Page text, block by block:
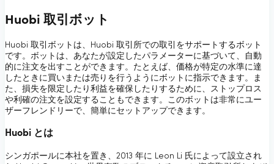
Huobi 取引ボット
Huobi 取引ボットは、Huobi 取引所での取引をサポートするボット
です。ボットは、あなたが設定したパラメーターに基づいて、自動
的に注文を出すことができます。たとえば、価格が特定の水準に達
したときに買いまたは売りを行うようにボットに指示できます。ま
た、損失を限定したり利益を確保したりするために、ストップロス
や利確の注文を設定することもできます。このボットは非常にユー
ザーフレンドリーで、簡単にセットアップできます。
Huobi とは
シンガポールに本社を置き、2013 年に Leon Li 氏によって設立され